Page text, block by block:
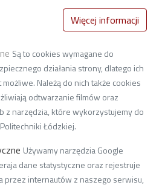
for Research on
based Materials
(building A2, room 134d),
Science
cyfrowej
Więcej informacji
Są to cookies wymagane do
działania strony, dlatego ich
Należą do nich także cookies
odtwarzanie filmów oraz
z narzędzia, które wykorzystujemy do
Łódzkiej.
Używamy narzędzia Google
dane statystyczne oraz rejestruje
przez internautów z naszego serwisu,